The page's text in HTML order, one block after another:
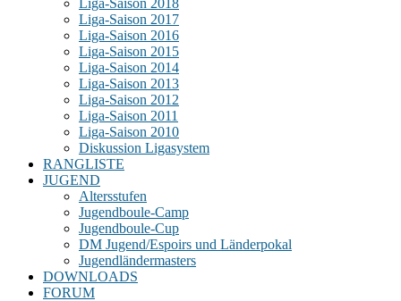
Liga-Saison 2018
Liga-Saison 2017
Liga-Saison 2016
Liga-Saison 2015
Liga-Saison 2014
Liga-Saison 2013
Liga-Saison 2012
Liga-Saison 2011
Liga-Saison 2010
Diskussion Ligasystem
RANGLISTE
JUGEND
Altersstufen
Jugendboule-Camp
Jugendboule-Cup
DM Jugend/Espoirs und Länderpokal
Jugendländermasters
DOWNLOADS
FORUM